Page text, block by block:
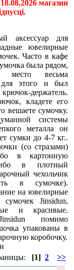
магазин
аксессуар для
ювелирные
Часто в кафе
была рядом,
место весьма
этого и был
держатель.
кладете его
вешаете сумочку.
системы
металла он
сумки до 4-7 кг..
(со стразами)
в картонную
в плотный
чехольчик
в сумочке).
на ювелирные
сумочек Jinsidun,
и красивые.
помимо
упакованы в
коробочку.
[1] 2 >>